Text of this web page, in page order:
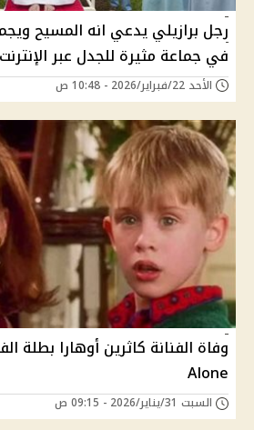
رجل برازيلي يدعي انه المسيح
في جماعة مثيرة للجدل عبر
الأحد 22/فبراير/2026 - 10:48 ص
Alone
السبت 31/يناير/2026 - 09:15 ص